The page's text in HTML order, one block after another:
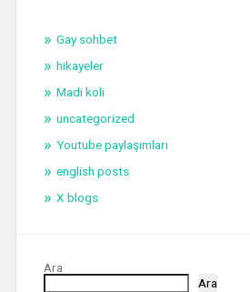
Gay sohbet
hikayeler
Madi koli
uncategorized
Youtube paylaşımları
english posts
X blogs
Ara
Ara